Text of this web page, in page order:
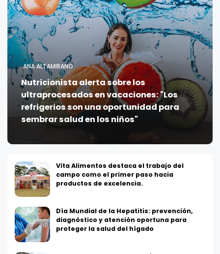
ANA ALTAMIRANO
Nutricionista alerta sobre los
ultraprocesados en vacaciones: "Los
refrigerios son una oportunidad para
sembrar salud en los niños"
Vita Alimentos destaca el trabajo del
campo como el primer paso hacia
productos de excelencia.
Día Mundial de la Hepatitis: prevención,
diagnóstico y atención oportuna para
proteger la salud del hígado